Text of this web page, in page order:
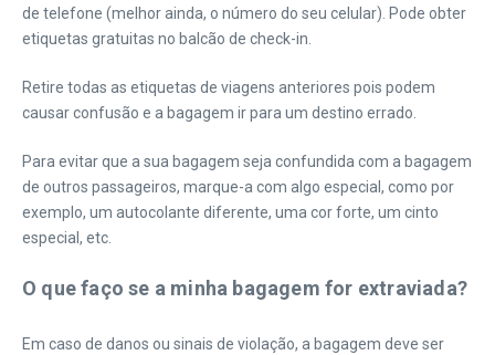
de telefone (melhor ainda, o número do seu celular). Pode obter
etiquetas gratuitas no balcão de check-in.
Retire todas as etiquetas de viagens anteriores pois podem
causar confusão e a bagagem ir para um destino errado.
Para evitar que a sua bagagem seja confundida com a bagagem
de outros passageiros, marque-a com algo especial, como por
exemplo, um autocolante diferente, uma cor forte, um cinto
especial, etc.
O que faço se a minha bagagem for extraviada?
Em caso de danos ou sinais de violação, a bagagem deve ser